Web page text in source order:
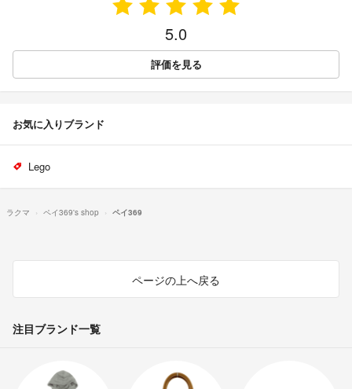
5.0
評価を見る
お気に入りブランド
Lego
ラクマ ペイ369's shop ペイ369
ページの上へ戻る
注目ブランド一覧